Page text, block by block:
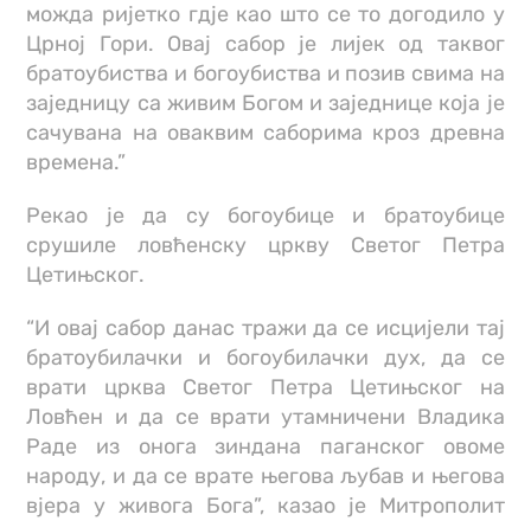
можда ријетко гдје као што се то догодило у
Црној Гори. Овај сабор је лијек од таквог
братоубиства и богоубиства и позив свима на
заједницу са живим Богом и заједнице која је
сачувана на оваквим саборима кроз древна
времена.”
Рекао је да су богоубице и братоубице
срушиле ловћенску цркву Светог Петра
Цетињског.
“И овај сабор данас тражи да се исцијели тај
братоубилачки и богоубилачки дух, да се
врати црква Светог Петра Цетињског на
Ловћен и да се врати утамничени Владика
Раде из онога зиндана паганског овоме
народу, и да се врате његова љубав и његова
вјера у живога Бога”, казао је Митрополит